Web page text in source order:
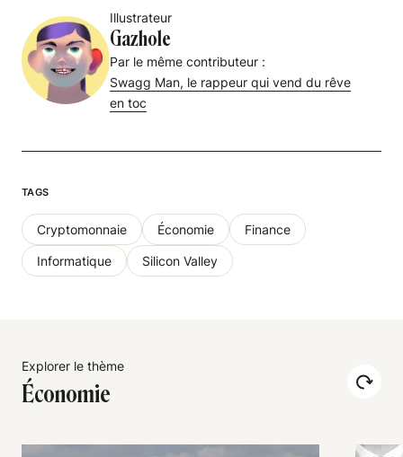
Illustrateur
Gazhole
Par le même contributeur :
Swagg Man, le rappeur qui vend du rêve
en toc
TAGS
Cryptomonnaie Économie Finance
Informatique Silicon Valley
Explorer le thème
Économie